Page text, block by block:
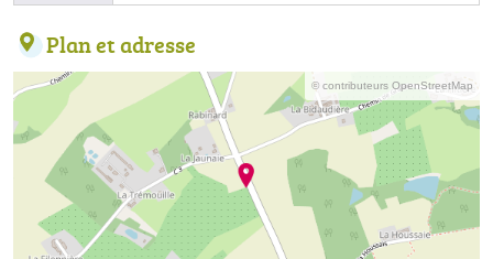
Plan et adresse
© contributeurs OpenStreetMap